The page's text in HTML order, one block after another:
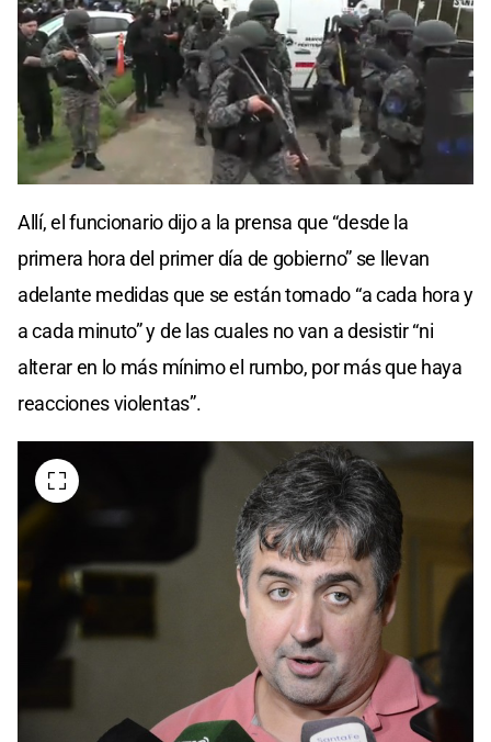
Allí, el funcionario dijo a la prensa que “desde la
primera hora del primer día de gobierno” se llevan
adelante medidas que se están tomado “a cada hora y
a cada minuto” y de las cuales no van a desistir “ni
alterar en lo más mínimo el rumbo, por más que haya
reacciones violentas”.